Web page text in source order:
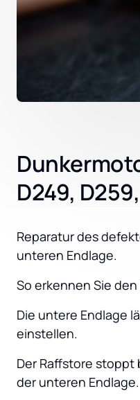
D249,
Reparatur des
unteren Endlage.
So erkennen Sie
Die untere Endlage
einstellen.
Der Raffstore stoppt
der unteren Endlage.